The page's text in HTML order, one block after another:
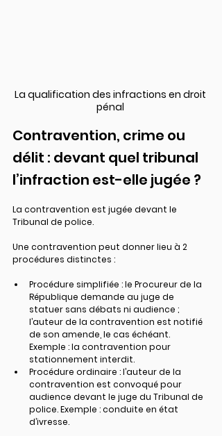
La qualification des infractions en droit
pénal
Contravention, crime ou
délit : devant quel tribunal
l’infraction est-elle jugée ?
La contravention est jugée devant le
Tribunal de police.
Une contravention peut donner lieu à 2
procédures distinctes :
Procédure simplifiée : le Procureur de la
République demande au juge de
statuer sans débats ni audience ;
l’auteur de la contravention est notifié
de son amende, le cas échéant.
Exemple : la contravention pour
stationnement interdit.
Procédure ordinaire : l’auteur de la
contravention est convoqué pour
audience devant le juge du Tribunal de
police. Exemple : conduite en état
d’ivresse.